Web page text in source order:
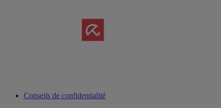
Conseils de confidentialité